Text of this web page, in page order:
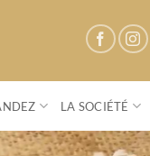
LA SOCIÉTÉ